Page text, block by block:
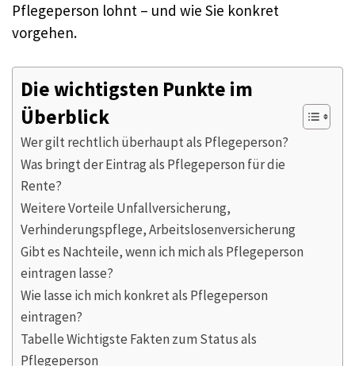
Pflegeperson lohnt – und wie Sie konkret
vorgehen.
Die wichtigsten Punkte im
Überblick
Wer gilt rechtlich überhaupt als Pflegeperson?
Was bringt der Eintrag als Pflegeperson für die
Rente?
Weitere Vorteile Unfallversicherung,
Verhinderungspflege, Arbeitslosenversicherung
Gibt es Nachteile, wenn ich mich als Pflegeperson
eintragen lasse?
Wie lasse ich mich konkret als Pflegeperson
eintragen?
Tabelle Wichtigste Fakten zum Status als
Pflegeperson